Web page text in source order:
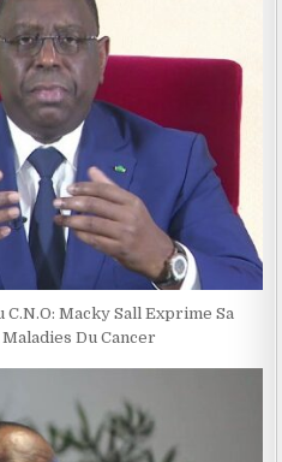
Macky Sall Exprime Sa
Du Cancer